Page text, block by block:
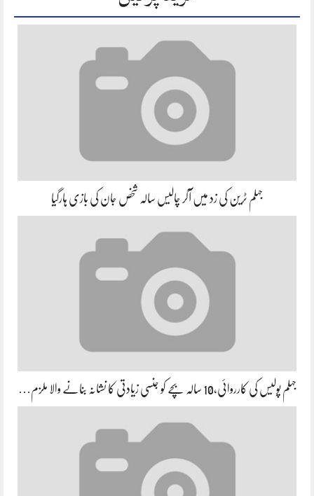
جہلم ٹرین کی زد میں آکر چالیس سالہ شخص جان کی بازی ہارگیا
جہلم پولیس کی کارروائی،10 سالہ بچے کو جنسی زیادتی کا نشانہ بنانے والا ملزم…